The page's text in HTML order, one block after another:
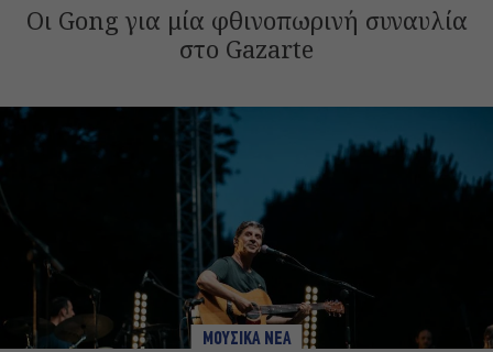
Οι Gong για μία φθινοπωρινή συναυλία
στο Gazarte
ΜΟΥΣΙΚΑ ΝΕΑ